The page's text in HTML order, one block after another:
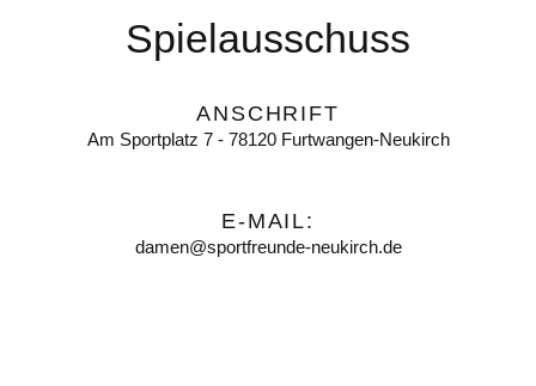
Spielausschuss
ANSCHRIFT
Am Sportplatz 7 - 78120 Furtwangen-Neukirch
E-MAIL:
damen@sportfreunde-neukirch.de